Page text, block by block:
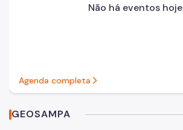
Não há eventos hoje
Agenda completa arrow_forward_ios_right
GEOSAMPA